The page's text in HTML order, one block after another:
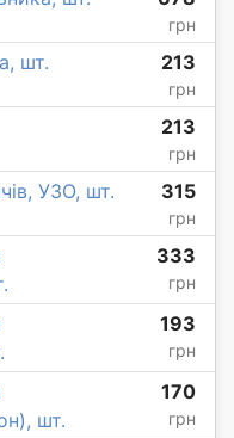
грн
шт. 213
грн
213
грн
УЗО, шт. 315
грн
333
грн
193
грн
шт.
170
грн